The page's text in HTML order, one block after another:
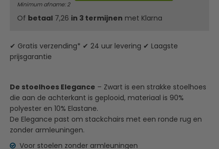
Minimum afname: 2
Of betaal 7,26 in 3 termijnen met Klarna
✔ Gratis verzending* ✔ 24 uur levering ✔ Laagste
prijsgarantie
De stoelhoes Elegance – Zwart is een strakke stoelhoes
die aan de achterkant is geplooid, materiaal is 90%
polyester en 10% Elastane.
De Elegance past om stackchairs met een ronde rug en
zonder armleuningen.
Voor stoelen zonder armleuningen